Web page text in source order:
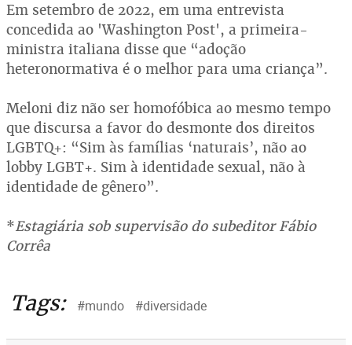
Em setembro de 2022, em uma entrevista
concedida ao 'Washington Post', a primeira-
ministra italiana disse que “adoção
heteronormativa é o melhor para uma criança”.
Meloni diz não ser homofóbica ao mesmo tempo
que discursa a favor do desmonte dos direitos
LGBTQ+: “Sim às famílias ‘naturais’, não ao
lobby LGBT+. Sim à identidade sexual, não à
identidade de gênero”.
*Estagiária sob supervisão do subeditor Fábio
Corrêa
Tags: #mundo #diversidade